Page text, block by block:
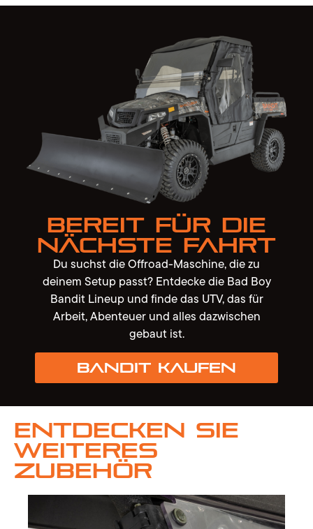
BEREIT FÜR DIE
NÄCHSTE FAHRT
Du suchst die Offroad-Maschine, die zu
deinem Setup passt? Entdecke die Bad Boy
Bandit Lineup und finde das UTV, das für
Arbeit, Abenteuer und alles dazwischen
gebaut ist.
Bandit kaufen
Entdecken Sie
weiteres
Zubehör